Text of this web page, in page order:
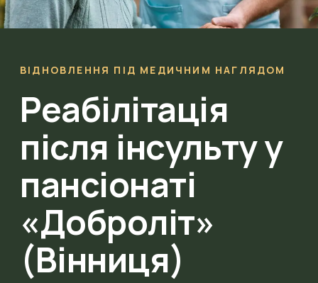
ВІДНОВЛЕННЯ ПІД МЕДИЧНИМ НАГЛЯДОМ
Реабілітація
після інсульту у
пансіонаті
«Доброліт»
(Вінниця)